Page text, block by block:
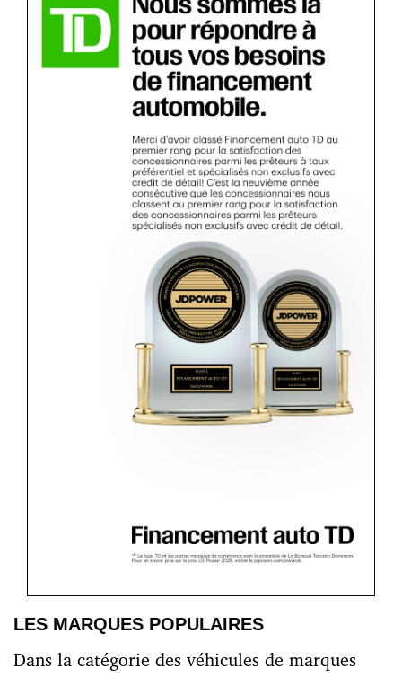
LES MARQUES POPULAIRES
Dans la catégorie des véhicules de marques